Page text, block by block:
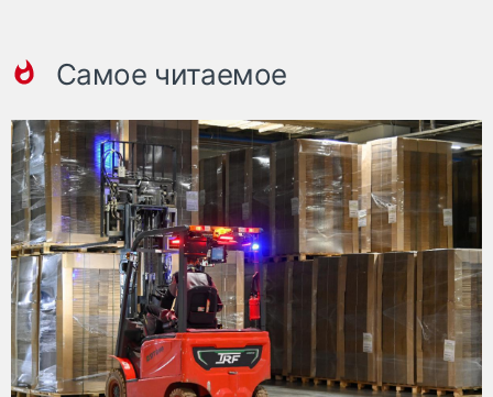
Самое читаемое